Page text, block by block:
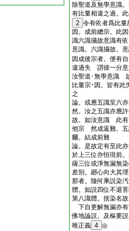
除聖道及無學意識
有比量相違之過。
2 令有依者爲比
因。成前總宗。此
識六識攝故意識有
意識。六識攝故。
因成後宗者。便有
違過失 謂彼一分意
汝聖道･無學意識
比量宗･因。皆有此
之
論。或應五識至六
然。汝之五識亦應
故。如汝意識 此有
他宗 然成返難。五
爾。結成前難
論。是故定有至此
於上三位亦恒現前
薩三位或淨無漏無
差別。廻心向大其
那者。隨何乘説染
體。如説四位不退
第八識體。捨染名
下自更解無漏亦
佛地論説。及樞要
唯正義 4 ◎